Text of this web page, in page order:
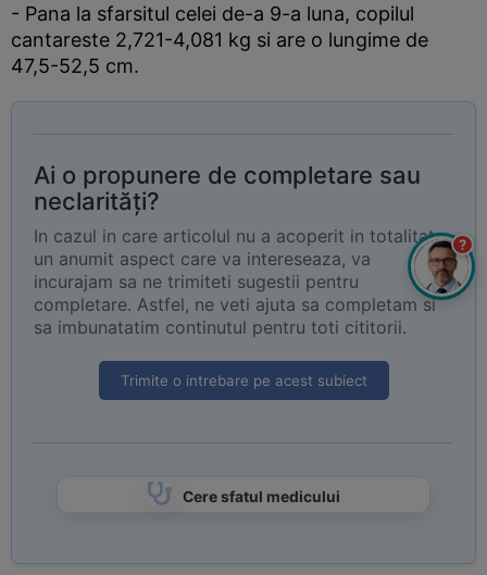
- Pana la sfarsitul celei de-a 9-a luna, copilul
cantareste 2,721-4,081 kg si are o lungime de
47,5-52,5 cm.
Ai o propunere de completare sau
neclarități?
In cazul in care articolul nu a acoperit in totalitate
un anumit aspect care va intereseaza, va
incurajam sa ne trimiteti sugestii pentru
completare. Astfel, ne veti ajuta sa completam si
sa imbunatatim continutul pentru toti cititorii.
Trimite o intrebare pe acest subiect
Cere sfatul medicului
?